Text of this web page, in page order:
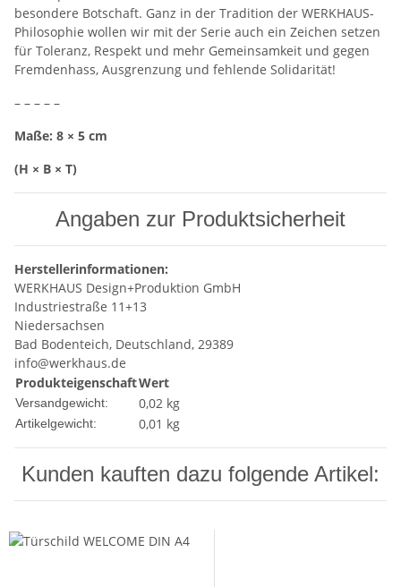
besondere Botschaft. Ganz in der Tradition der WERKHAUS-
Philosophie wollen wir mit der Serie auch ein Zeichen setzen
für Toleranz, Respekt und mehr Gemeinsamkeit und gegen
Fremdenhass, Ausgrenzung und fehlende Solidarität!
– – – – –
Maße: 8 × 5 cm
(H × B × T)
Angaben zur Produktsicherheit
Herstellerinformationen:
WERKHAUS Design+Produktion GmbH
Industriestraße 11+13
Niedersachsen
Bad Bodenteich, Deutschland, 29389
info@werkhaus.de
ProdukteigenschaftWert
Versandgewicht: 0,02 kg
Artikelgewicht: 0,01 kg
Kunden kauften dazu folgende Artikel: